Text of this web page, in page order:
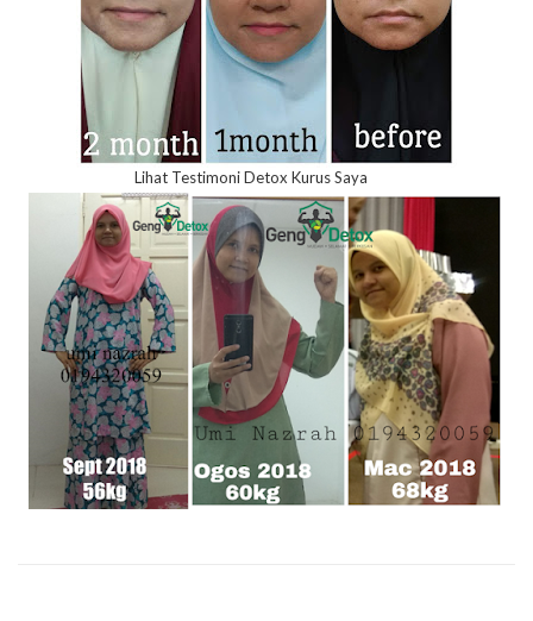
Lihat Testimoni Detox Kurus Saya